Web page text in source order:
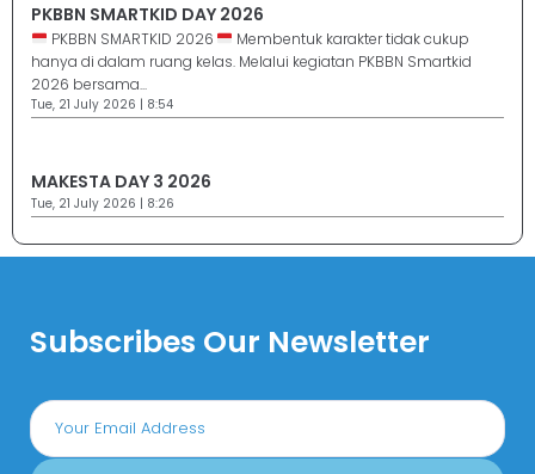
PKBBN SMARTKID DAY 2026
PKBBN SMARTKID 2026
Membentuk karakter tidak cukup
hanya di dalam ruang kelas. Melalui kegiatan PKBBN Smartkid
2026 bersama...
Tue, 21 July 2026 | 8:54
MAKESTA DAY 3 2026
Tue, 21 July 2026 | 8:26
Subscribes Our Newsletter